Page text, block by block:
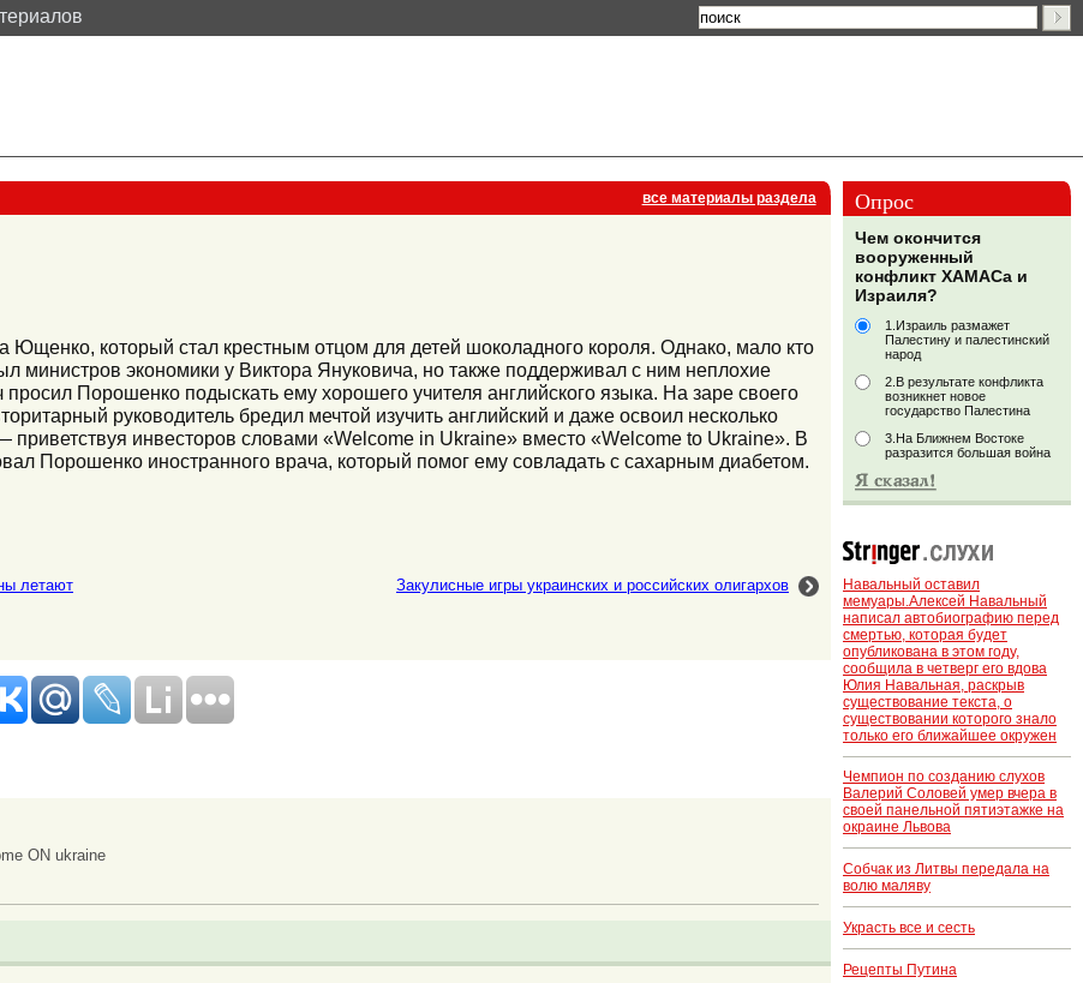
все материалы раздела
который стал крестным отцом для детей шоколадного короля. Однако, мало кто
министров экономики у Виктора Януковича, но также поддерживал с ним неплохие
Порошенко подыскать ему хорошего учителя английского языка. На заре своего
руководитель бредил мечтой изучить английский и даже освоил несколько
инвесторов словами «Welcome in Ukraine» вместо «Welcome to Ukraine». В
Порошенко иностранного врача, который помог ему совладать с сахарным диабетом.
летают Закулисные игры украинских и российских олигархов
ON ukraine
Опрос
Чем окончится
вооруженный
конфликт ХАМАСа и
Израиля?
1.Израиль размажет
Палестину и палестинский
народ
2.В результате конфликта
возникнет новое
государство Палестина
3.На Ближнем Востоке
разразится большая война
Навальный оставил
мемуары.Алексей Навальный
написал автобиографию перед
смертью, которая будет
опубликована в этом году,
сообщила в четверг его вдова
Юлия Навальная, раскрыв
существование текста, о
существовании которого знало
только его ближайшее окружен
Чемпион по созданию слухов
Валерий Соловей умер вчера в
своей панельной пятиэтажке на
окраине Львова
Собчак из Литвы передала на
волю маляву
Украсть все и сесть
Рецепты Путина